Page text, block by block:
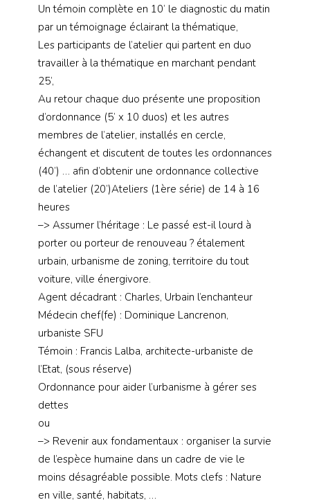
Un témoin complète en 10’ le diagnostic du matin
par un témoignage éclairant la thématique,
Les participants de l’atelier qui partent en duo
travailler à la thématique en marchant pendant
25’,
Au retour chaque duo présente une proposition
d’ordonnance (5’ x 10 duos) et les autres
membres de l’atelier, installés en cercle,
échangent et discutent de toutes les ordonnances
(40’) … afin d’obtenir une ordonnance collective
de l’atelier (20’)Ateliers (1ère série) de 14 à 16
heures
–> Assumer l’héritage : Le passé est-il lourd à
porter ou porteur de renouveau ? étalement
urbain, urbanisme de zoning, territoire du tout
voiture, ville énergivore.
Agent décadrant : Charles, Urbain l’enchanteur
Médecin chef(fe) : Dominique Lancrenon,
urbaniste SFU
Témoin : Francis Lalba, architecte-urbaniste de
l’Etat, (sous réserve)
Ordonnance pour aider l’urbanisme à gérer ses
dettes
ou
–> Revenir aux fondamentaux : organiser la survie
de l’espèce humaine dans un cadre de vie le
moins désagréable possible. Mots clefs : Nature
en ville, santé, habitats, …